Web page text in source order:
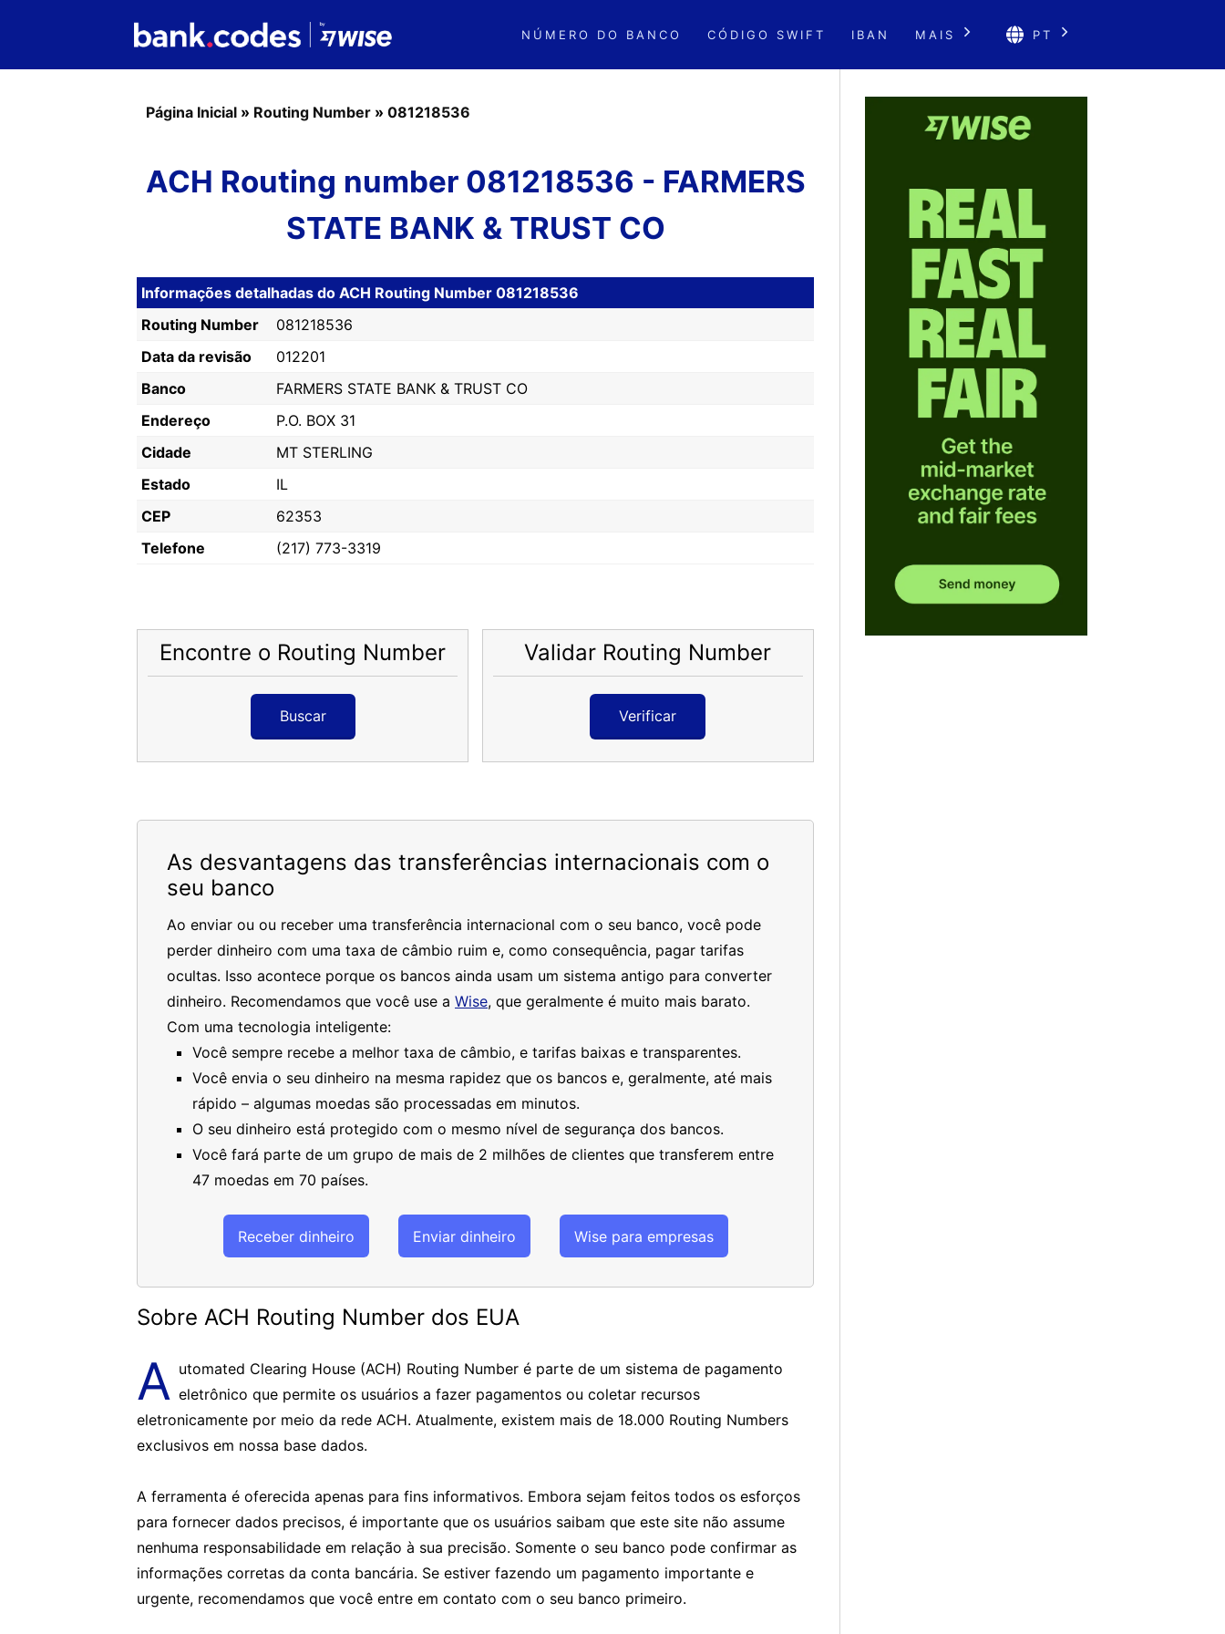
NÚMERO DO BANCO CÓDIGO SWIFT IBAN MAIS PT
Página Inicial » Routing Number » 081218536
ACH Routing number 081218536 - FARMERS
STATE BANK & TRUST CO
Informações detalhadas do ACH Routing Number 081218536
Routing Number
081218536
Data da revisão
012201
Banco
FARMERS STATE BANK & TRUST CO
Endereço
P.O. BOX 31
Cidade
MT STERLING
Estado
IL
CEP
62353
Telefone
(217) 773-3319
Encontre o Routing Number
Buscar
Validar Routing Number
Verificar
As desvantagens das transferências internacionais com o
seu banco
Ao enviar ou ou receber uma transferência internacional com o seu banco, você pode
perder dinheiro com uma taxa de câmbio ruim e, como consequência, pagar tarifas
ocultas. Isso acontece porque os bancos ainda usam um sistema antigo para converter
dinheiro. Recomendamos que você use a Wise, que geralmente é muito mais barato.
Com uma tecnologia inteligente:
Você sempre recebe a melhor taxa de câmbio, e tarifas baixas e transparentes.
Você envia o seu dinheiro na mesma rapidez que os bancos e, geralmente, até mais
rápido – algumas moedas são processadas em minutos.
O seu dinheiro está protegido com o mesmo nível de segurança dos bancos.
Você fará parte de um grupo de mais de 2 milhões de clientes que transferem entre
47 moedas em 70 países.
Receber dinheiro Enviar dinheiro Wise para empresas
Sobre ACH Routing Number dos EUA
A utomated Clearing House (ACH) Routing Number é parte de um sistema de pagamento
eletrônico que permite os usuários a fazer pagamentos ou coletar recursos
eletronicamente por meio da rede ACH. Atualmente, existem mais de 18.000 Routing Numbers
exclusivos em nossa base dados.
A ferramenta é oferecida apenas para fins informativos. Embora sejam feitos todos os esforços
para fornecer dados precisos, é importante que os usuários saibam que este site não assume
nenhuma responsabilidade em relação à sua precisão. Somente o seu banco pode confirmar as
informações corretas da conta bancária. Se estiver fazendo um pagamento importante e
urgente, recomendamos que você entre em contato com o seu banco primeiro.